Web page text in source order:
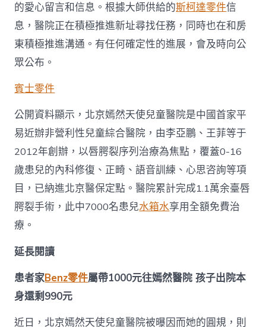
的愛心留言和信息。根據大師供給的斯柯達零件信
息，醫院正在積極推進新址尋找任務，同時也在和房
東積極推進溝通。有任何確定性的進展，會及時向公
眾公布。
賓士零件
公開資料顯示，北京嫣然天使兒童醫院是中國首家平
易近辦非營利性兒童綜合醫院，由李亞鵬、王菲等于
2012年創辦，以唇腭裂序列治療為焦點，覆蓋0-16
歲患兒的內科修復、正畸、語音訓練、心思咨詢等項
目，已納進北京醫保定點。醫院累計完成1.1萬余臺唇
腭裂手術，此中7000名患兒水箱水享用全額免費治
療。
延長閱讀
患者家Benz零件屬帶1000元往嫣然醫院 孩子出院本
身還剩990元
近日，北京嫣然天使兒童醫院被曝因而她的圓規，則